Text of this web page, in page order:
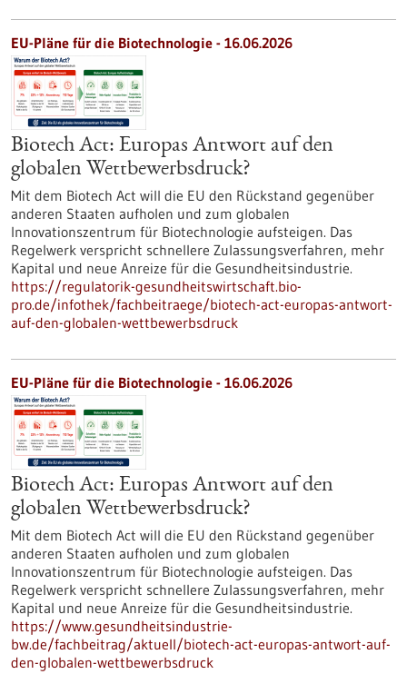
EU-Pläne für die Biotechnologie - 16.06.2026
Biotech Act: Europas Antwort auf den
globalen Wettbewerbsdruck?
Mit dem Biotech Act will die EU den Rückstand gegenüber
anderen Staaten aufholen und zum globalen
Innovationszentrum für Biotechnologie aufsteigen. Das
Regelwerk verspricht schnellere Zulassungsverfahren, mehr
Kapital und neue Anreize für die Gesundheitsindustrie.
https://regulatorik-gesundheitswirtschaft.bio-
pro.de/infothek/fachbeitraege/biotech-act-europas-antwort-
auf-den-globalen-wettbewerbsdruck
EU-Pläne für die Biotechnologie - 16.06.2026
Biotech Act: Europas Antwort auf den
globalen Wettbewerbsdruck?
Mit dem Biotech Act will die EU den Rückstand gegenüber
anderen Staaten aufholen und zum globalen
Innovationszentrum für Biotechnologie aufsteigen. Das
Regelwerk verspricht schnellere Zulassungsverfahren, mehr
Kapital und neue Anreize für die Gesundheitsindustrie.
https://www.gesundheitsindustrie-
bw.de/fachbeitrag/aktuell/biotech-act-europas-antwort-auf-
den-globalen-wettbewerbsdruck